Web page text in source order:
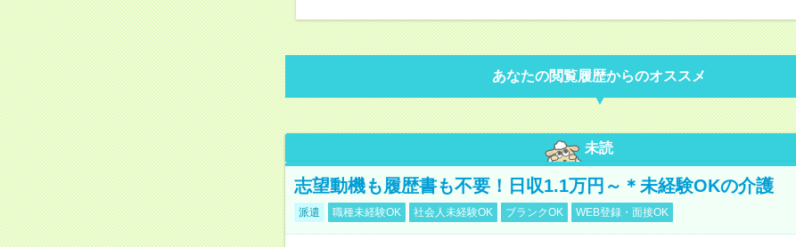
あなたの閲覧履歴からのオススメ
未読
志望動機も履歴書も不要！日収1.1万円～＊未経験OKの介護
派遣 職種未経験OK 社会人未経験OK ブランクOK WEB登録・面接OK